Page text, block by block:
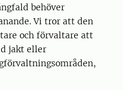
behöver
Vi tror att den
och förvaltare att
jakt eller